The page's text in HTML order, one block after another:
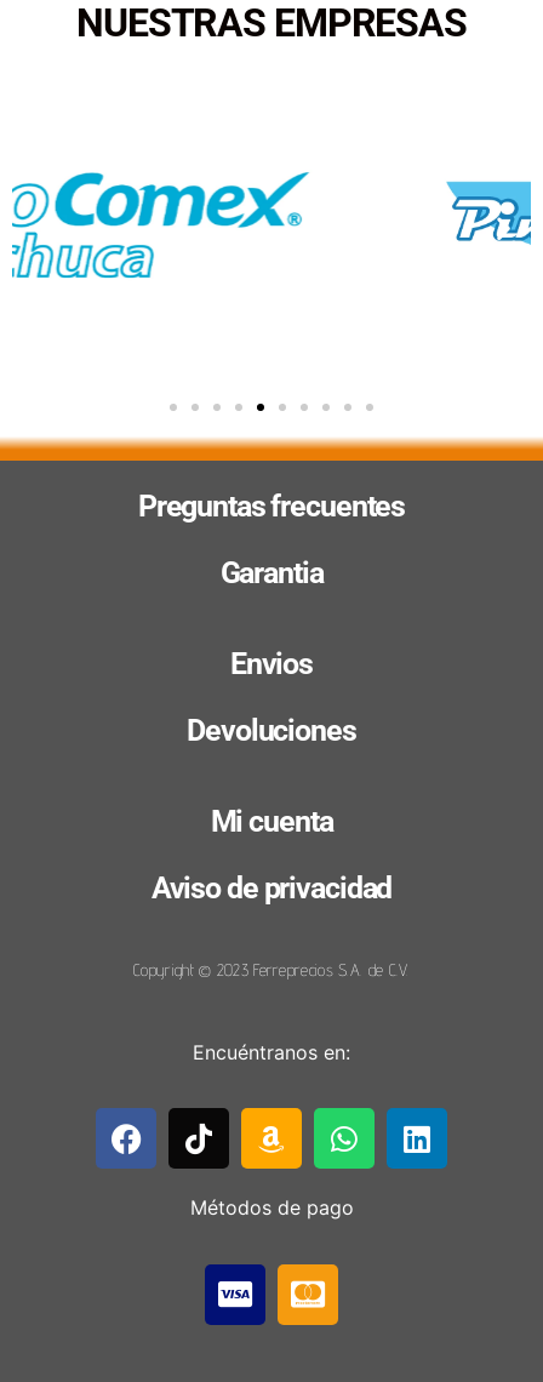
NUESTRAS EMPRESAS
Preguntas frecuentes
Garantia
Envios
Devoluciones
Mi cuenta
Aviso de privacidad
Copyright © 2023 Ferreprecios S.A. de C.V.
Encuéntranos en:
Métodos de pago